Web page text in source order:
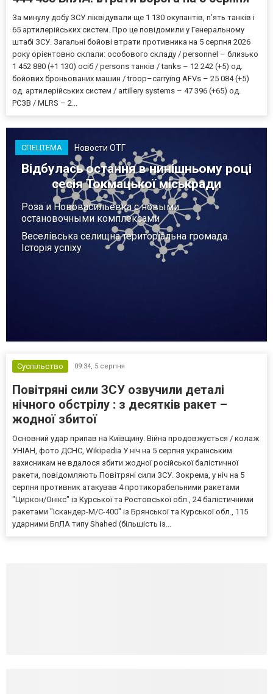
За минулу добу ЗСУ ліквідували ще 1 130 окупантів, пʼять танків і
65 артилерійських систем. Про це повідомили у Генеральному
штабі ЗСУ. Загальні бойові втрати противника на 5 серпня 2026
року орієнтовно склали: особового складу / personnel – близько
1 452 880 (+1 130) осіб / persons танків / tanks – 12 242 (+5) од.
бойових броньованих машин / troop–carrying AFVs – 25 084 (+5)
од. артилерійських систем / artillery systems – 47 396 (+65) од.
РСЗВ / MLRS – 2...
СПЕЦТЕМА Новости ОТГ
Відбулась остання в нинішньому році
сесія Токмацької міськради
Роза и Нововасильевка с новыми
остановочными комплексами
Веселівська селищна територіальна громада.
Історія успіху
Суспільство 09:34, 5 серпня
Повітряні сили ЗСУ озвучили деталі
нічного обстрілу : з десятків ракет –
жодної збитої
Основний удар припав на Київщину. Війна продовжується / колаж
УНІАН, фото ДСНС, Wikipedia У ніч на 5 серпня українським
захисникам не вдалося збити жодної російської балістичної
ракети, повідомляють Повітряні сили ЗСУ. Зокрема, у ніч на 5
серпня противник атакував 4 протикорабельними ракетами
"Циркон/Онікс" із Курської та Ростовської обл., 24 балістичними
ракетами "Іскандер-М/С-400" із Брянської та Курської обл., 115
ударними БпЛА типу Shahed (більшість із...